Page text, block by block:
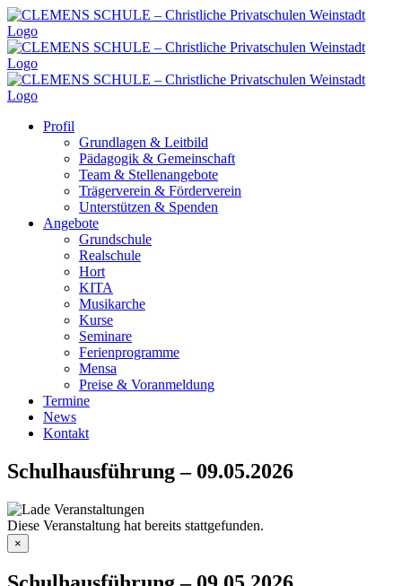
Zum
Inhalt
springen
Profil
Grundlagen & Leitbild
Pädagogik & Gemeinschaft
Team & Stellenangebote
Trägerverein & Förderverein
Unterstützen & Spenden
Angebote
Grundschule
Realschule
Hort
KITA
Musikarche
Kurse
Seminare
Ferienprogramme
Mensa
Preise & Voranmeldung
Termine
News
Kontakt
Schulhausführung – 09.05.2026
Diese Veranstaltung hat bereits stattgefunden.
×